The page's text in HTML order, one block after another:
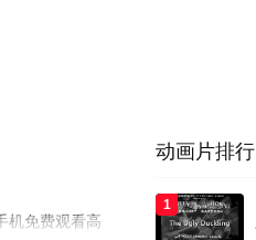
机免费观看高
动画片排行
1